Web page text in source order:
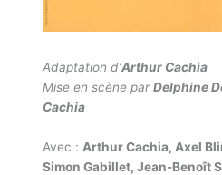
Adaptation d’Arthur Cachia
Mise en scène parDelphine
Cachia
Avec : Arthur Cachia, Axel
Simon Gabillet, Jean-Benoît